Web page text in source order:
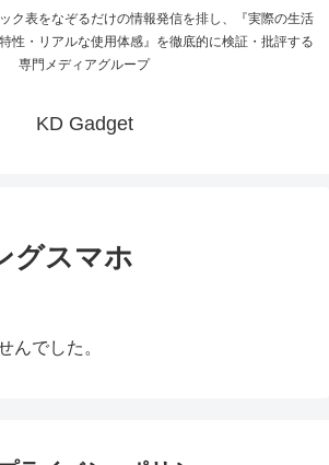
ク表をなぞるだけの情報発信を排し、『実際の生活
性・リアルな使用体感』を徹底的に検証・批評する
専門メディアグループ
KD Gadget
グスマホ
んでした。